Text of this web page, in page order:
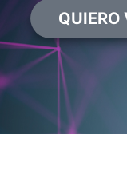
QUIERO